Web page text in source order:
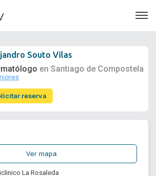
Soporte
Souto Vilas
en Santiago de Compostela
reserva
Ver mapa
La Rosaleda